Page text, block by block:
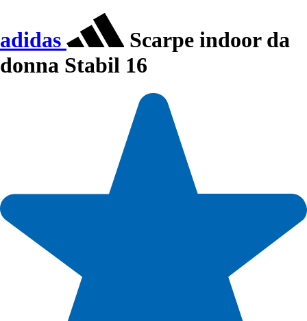
adidas
Scarpe indoor da
donna Stabil 16